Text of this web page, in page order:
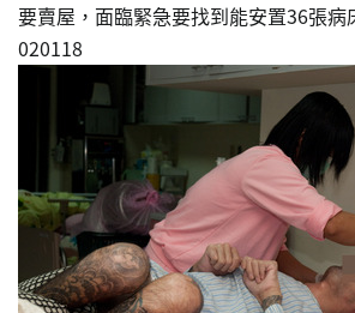
要賣屋，面臨緊急要找到能安置36張病
020118